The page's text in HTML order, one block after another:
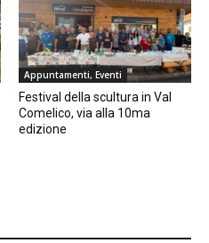
Appuntamenti, Eventi
Festival della scultura in Val
Comelico, via alla 10ma
edizione